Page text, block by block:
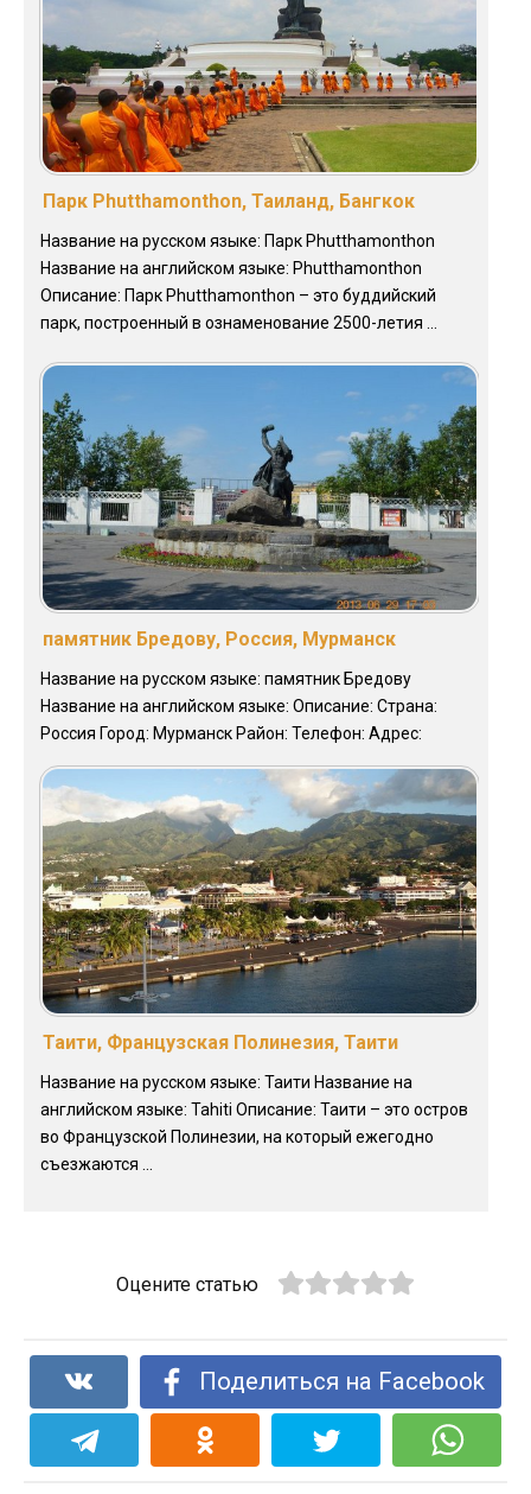
Парк Phutthamonthon, Таиланд, Бангкок
Название на русском языке: Парк Phutthamonthon
Название на английском языке: Phutthamonthon
Описание: Парк Phutthamonthon – это буддийский
парк, построенный в ознаменование 2500-летия ...
памятник Бредову, Россия, Мурманск
Название на русском языке: памятник Бредову
Название на английском языке: Описание: Страна:
Россия Город: Мурманск Район: Телефон: Адрес:
Таити, Французская Полинезия, Таити
Название на русском языке: Таити Название на
английском языке: Tahiti Описание: Таити – это остров
во Французской Полинезии, на который ежегодно
съезжаются ...
Оцените статью
Поделиться на Facebook